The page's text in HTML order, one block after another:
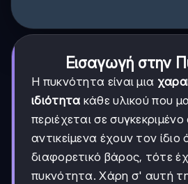
Εισαγωγή στην
Η πυκνότητα είναι μια
ιδιότητα κάθε υλικού που
περιέχεται σε
αντικείμενα έχουν τον
διαφορετικό βάρος, τότε
πυκνότητα. Χάρη σ' αυτή